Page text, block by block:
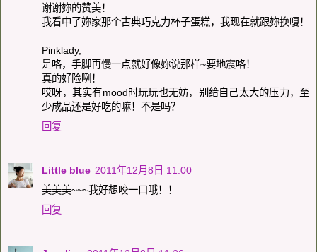
谢谢妳的赞美！
我看中了妳家那个古典巧克力杯子蛋糕，我现在就跟妳换嗄！
Pinklady,
是咯，手脚再慢一点就好像妳说那样~要地震咯！
真的好险咧！
哎呀，其实有mood时玩玩也无妨，别给自己太大的压力，至
少成品还是好吃的嘛！不是吗？
回复
Little blue 2011年12月8日 11:00
美美美~~~我好想咬一口哦！！
回复